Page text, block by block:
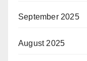
September 2025
August 2025